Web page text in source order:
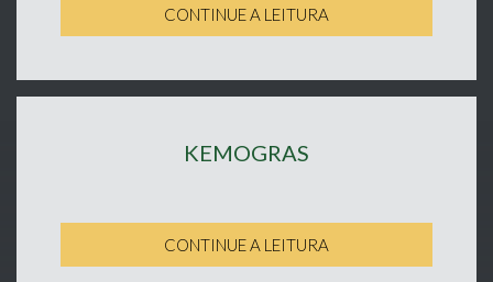
CONTINUE A LEITURA
KEMOGRAS
CONTINUE A LEITURA